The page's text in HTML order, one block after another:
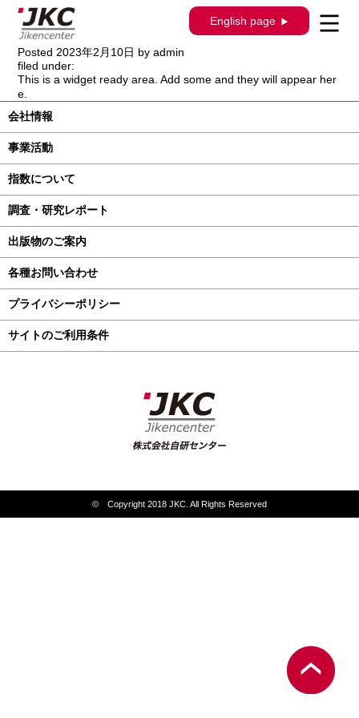
English page
構造調査シリーズ / J-575 / ＢＭＷ Ｘ５
（E70） FE30
Posted 2023年2月10日 by admin
filed under:
This is a widget ready area. Add some and they will appear her
e.
会社情報
事業活動
指数について
調査・研究レポート
出版物のご案内
各種お問い合わせ
プライバシーポリシー
サイトのご利用条件
© Copyright 2018 JKC. All Rights Reserved